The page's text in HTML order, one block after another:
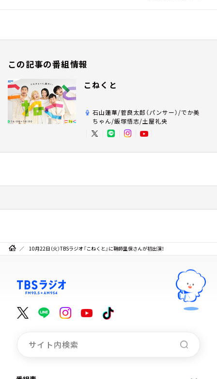
この記事の番組情報
こねくと
石山蓮華/菅良太郎（パンサー）/でか美
ちゃん/飯塚悟志/土屋礼央
10月22日（火）TBSラジオ『こねくと』に鞘師里保さんが初出演！